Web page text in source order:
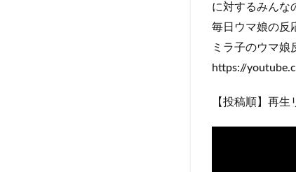
に対するみんな
毎日ウマ娘の反
ミラ子のウマ
https://
【投稿順】再生